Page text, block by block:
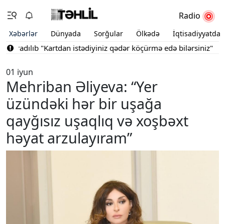
Radio
Xəbərlər Dünyada Sorğular Ölkədə İqtisadiyyatda
"Kartdan istədiyiniz qədər köçürmə edə bilərsiniz"
01 iyun
Mehriban Əliyeva: “Yer
üzündəki hər bir uşağa
qayğısız uşaqlıq və xoşbəxt
həyat arzulayıram”